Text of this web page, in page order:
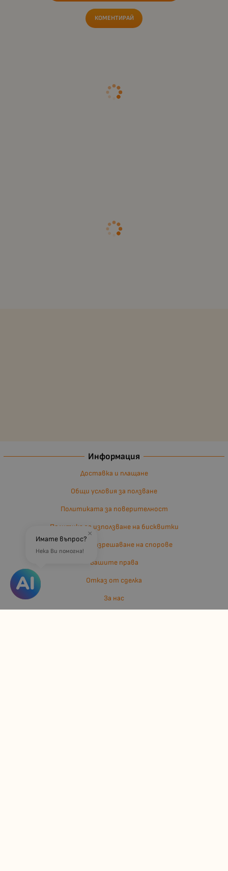
КОМЕНТИРАЙ
Информация
Доставка и плащане
Общи условия за ползване
Политиката за поверителност
Политика за използване на бисквитки
Въпроси и разрешаване на спорове
Вашите права
Отказ от сделка
За нас
×
Имате въпрос?
Нека Ви помогна!